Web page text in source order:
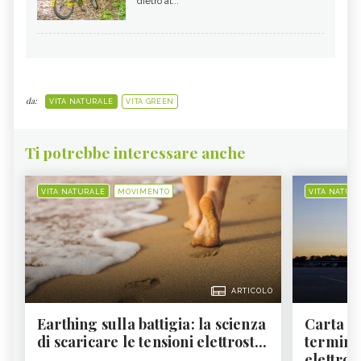
da: VITA NATURALE VITA GREEN
Ti potrebbe interessare anche
VITA NATURALE MOVIMENTO
ARTICOLO
Earthing sulla battigia: la scienza
di scaricare le tensioni elettrost...
VITA
Carta